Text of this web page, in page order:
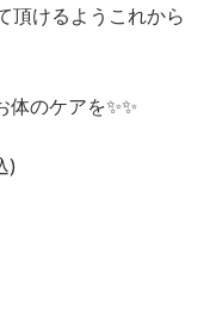
頂けるようこれから
のケアを✨✨
)